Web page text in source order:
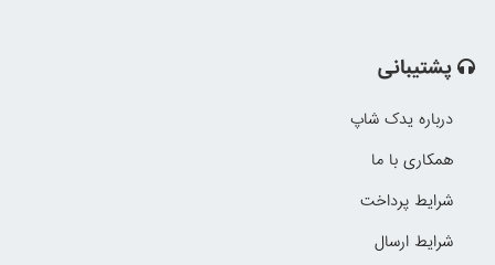
پشتیبانی
درباره یدک شاپ
همکاری با ما
شرایط پرداخت
شرایط ارسال